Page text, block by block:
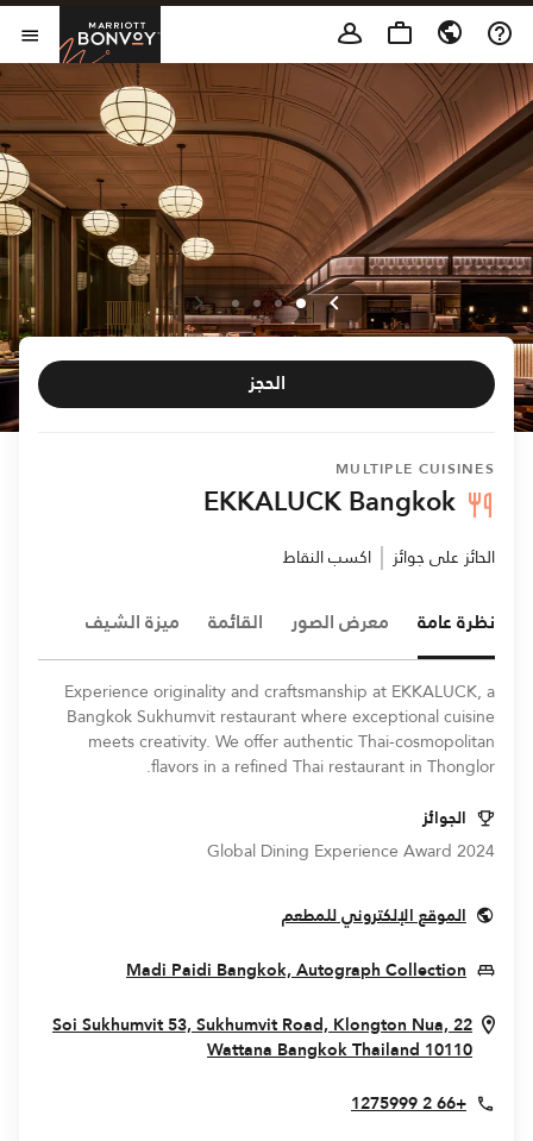
Skip to Content
MULTIPLE CUISINES
EKKALUCK Bangkok
الحائز على جوائز اكسب النقاط
الحجز
نظرة عامة معرض الصور القائمة ميزة الشيف
Experience originality and craftsmanship at EKKALUCK, a
Bangkok Sukhumvit restaurant where exceptional cuisine
meets creativity. We offer authentic Thai-cosmopolitan
flavors in a refined Thai restaurant in Thonglor.
الجوائز
Global Dining Experience Award 2024
الموقع الإلكتروني للمطعمOpens In New Window
Madi Paidi Bangkok, Autograph Collection
New Window
22 Soi Sukhumvit 53, Sukhumvit Road, Klongton Nua,
WattanaBangkokThailand10110
Opens In New Window
+66 2 1275999